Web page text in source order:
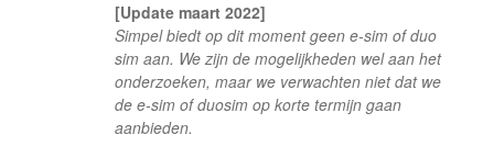
[Update maart 2022]
Simpel biedt op dit moment geen e-sim of duo
sim aan. We zijn de mogelijkheden wel aan het
onderzoeken, maar we verwachten niet dat we
de e-sim of duosim op korte termijn gaan
aanbieden.